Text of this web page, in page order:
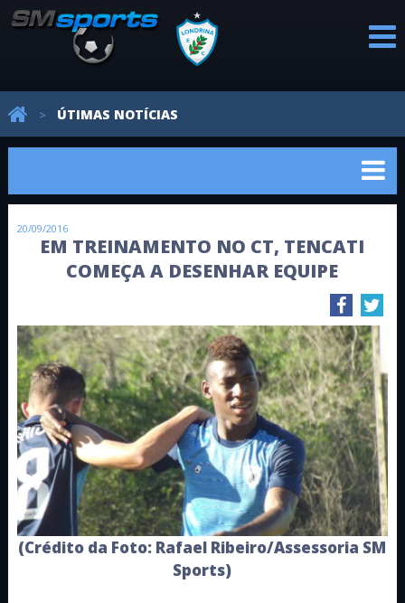
PROFISSIONALCATEGORIAS
DE BASE
> ÚTIMAS NOTÍCIAS
20/09/2016
EM TREINAMENTO NO CT, TENCATI
COMEÇA A DESENHAR EQUIPE
(Crédito da Foto: Rafael Ribeiro/Assessoria SM
Sports)